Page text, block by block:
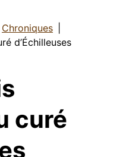
Chroniques
d’Échilleuses
curé